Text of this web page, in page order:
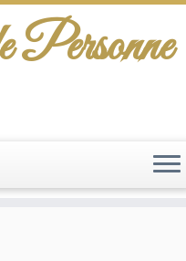
Personne